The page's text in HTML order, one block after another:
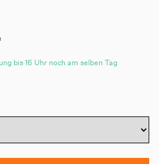
bis 16 Uhr noch am selben Tag